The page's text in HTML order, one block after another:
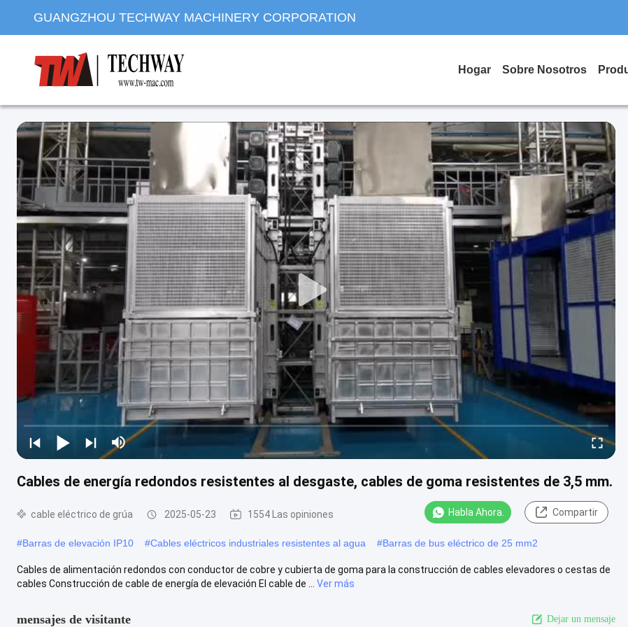
GUANGZHOU TECHWAY MACHINERY CORPORATION
Hogar Sobre Nosotros
Cables de energía redondos resistentes al desgaste, cables de goma resistentes de 3,5 mm.
cable eléctrico de grúa 2025-05-23 1554 Las opiniones Habla Ahora. Compartir
#Barras de elevación IP10 #Cables eléctricos industriales resistentes al agua #Barras de bus eléctrico de 25 mm2
Cables de alimentación redondos con conductor de cobre y cubierta de goma para la construcción de cables elevadores o cestas de
cables Construcción de cable de energía de elevación El cable de ...
Ver más
mensajes de visitante Dejar un mensaje